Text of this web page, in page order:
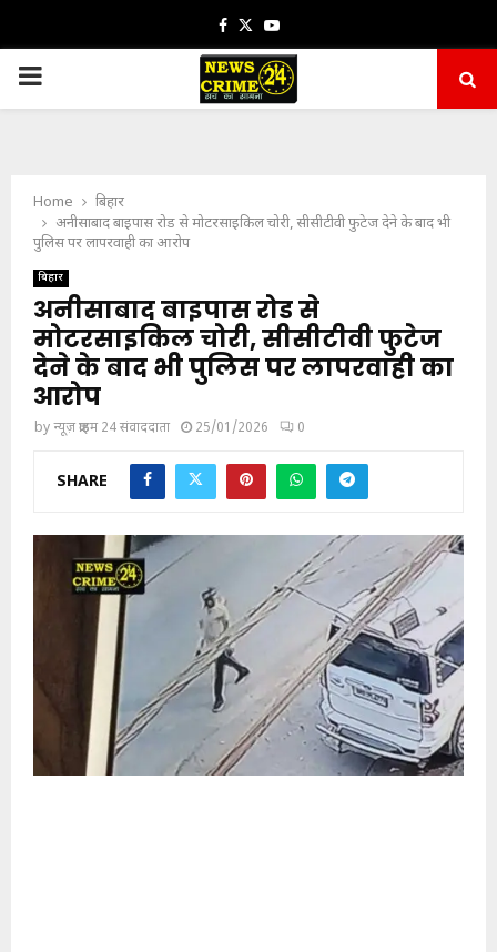
Facebook
TwitterYoutube
PRIMARY
Home
बिहार
अनीसाबाद बाइपास रोड से मोटरसाइकिल चोरी, सीसीटीवी फुटेज देने के बाद भी
पुलिस पर लापरवाही का आरोप
बिहार
अनीसाबाद बाइपास रोड से
मोटरसाइकिल चोरी, सीसीटीवी फुटेज
देने के बाद भी पुलिस पर लापरवाही का
आरोप
byन्यूज़ क्राइम 24 संवाददाता 25/01/2026 0
SHARE